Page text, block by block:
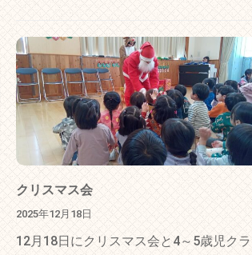
クリスマス会
2025年12月18日
12月18日にクリスマス会と4～5歳児クラ